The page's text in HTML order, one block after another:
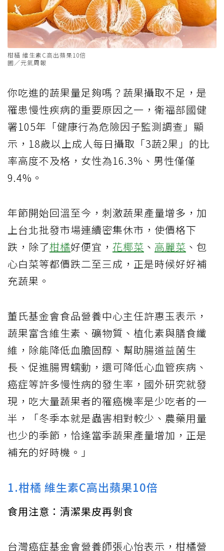
柑橘 維生素C高出蘋果10倍
圖／元氣周報
你吃進的蔬果量足夠嗎？蔬果攝取不足，是
罹患慢性疾病的重要原因之一，衛福部國健
署105年「健康行為危險因子監測調查」顯
示，18歲以上成人每日攝取「3蔬2果」的比
率高度不及格，女性為16.3%、男性僅僅
9.4%。
年節開始回溫至今，刺激蔬果產量增多，加
上台北批發市場連續密集休市，使價格下
跌，除了柑橘好便宜， 花椰菜 、 高麗菜 、包
心白菜等都價跌二至三成，正是時候好好補
充蔬果。
董氏基金會食品營養中心主任許惠玉表示，
蔬果富含維生素、礦物質、植化素與膳食纖
維，除能降低血膽固醇、幫助腸道益菌生
長、促進腸胃蠕動，還可降低心血管疾病、
癌症等許多慢性病的發生率，國外研究就發
現，吃大量蔬果者的罹癌機率是少吃者的一
半，「冬季本就是蟲害相對較少、農藥用量
也少的季節，恰逢當季蔬果產量增加，正是
補充的好時機。」
1.柑橘 維生素C高出蘋果10倍
食用注意：清潔果皮再剝食
台灣癌症基金會營養師張心怡表示，柑橘營